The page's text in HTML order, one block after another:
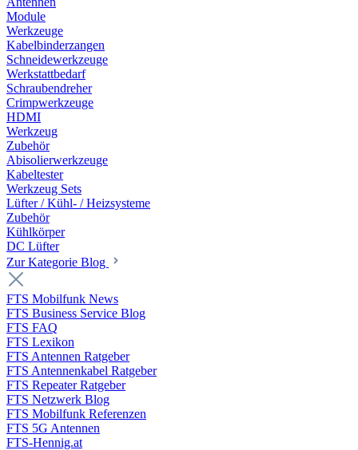
Module
Werkzeuge
Kabelbinderzangen
Schneidewerkzeuge
Werkstattbedarf
Schraubendreher
Crimpwerkzeuge
HDMI
Werkzeug
Zubehör
Abisolierwerkzeuge
Kabeltester
Werkzeug Sets
Lüfter / Kühl- / Heizsysteme
Zubehör
Kühlkörper
DC Lüfter
Zur Kategorie Blog
FTS Mobilfunk News
FTS Business Service Blog
FTS FAQ
FTS Lexikon
FTS Antennen Ratgeber
FTS Antennenkabel Ratgeber
FTS Repeater Ratgeber
FTS Netzwerk Blog
FTS Mobilfunk Referenzen
FTS 5G Antennen
FTS-Hennig.at